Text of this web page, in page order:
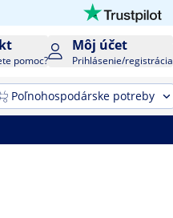
pomoc?
Môj účet
Prihlásenie/registrácia
Poľnohospodárske potreby